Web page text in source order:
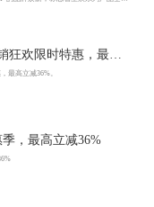
狂欢限时特惠，最高
最高立减36%。
，最高立减36%